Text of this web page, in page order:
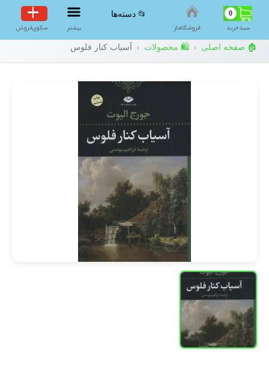
0
سبد‌خرید فروشگاه‌ناز
📂 دسته‌ها
بیشتر سکوی‌فروش
🏠 صفحه اصلی › 🛍️ محصولات › آسیاب کنار فلوس